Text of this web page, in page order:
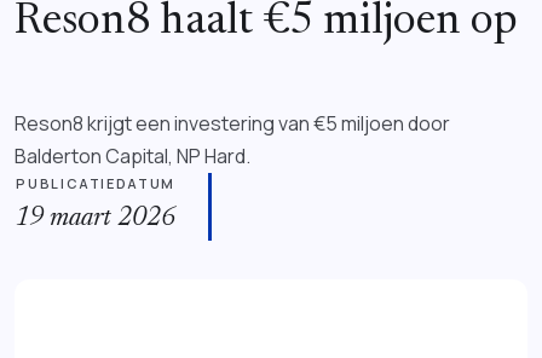
Reson8 haalt €5 miljoen op
Reson8 krijgt een investering van €5 miljoen door
Balderton Capital, NP Hard.
PUBLICATIEDATUM
19 maart 2026